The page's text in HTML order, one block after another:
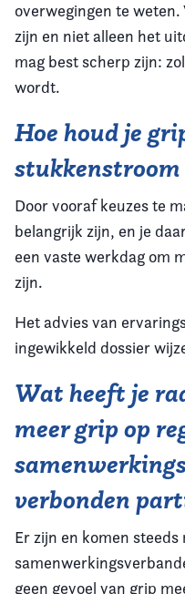
overwegingen te
zijn en niet alleen het
mag best scherp zijn:
wordt.
Hoe houd je
stukkenstroom
Door vooraf keuzes te
belangrijk zijn, en je
een vaste werkdag om
zijn.
Het advies van
ingewikkeld dossier
Wat heeft je
meer grip op
verbonden
Er zijn en komen steeds
geen gevoel van grip